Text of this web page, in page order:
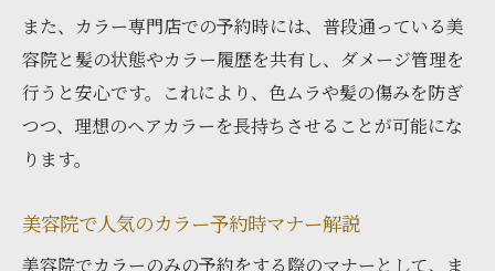
また、カラー専門店での予約時には、普段通っている美
容院と髪の状態やカラー履歴を共有し、ダメージ管理を
行うと安心です。これにより、色ムラや髪の傷みを防ぎ
つつ、理想のヘアカラーを長持ちさせることが可能にな
ります。
美容院で人気のカラー予約時マナー解説
美容院でカラーのみの予約をする際のマナーとして、ま